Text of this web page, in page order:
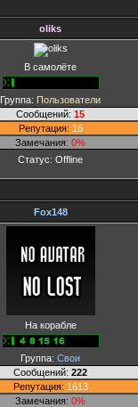
oliks
В самолёте
Группа: Пользователи
Сообщений: 15
Репутация: 16
Замечания: 0%
Статус: Offline
Fox148
На корабле
Группа: Свои
Сообщений: 222
Репутация: 1613
Замечания: 0%